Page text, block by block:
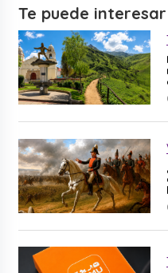
Te puede interesar